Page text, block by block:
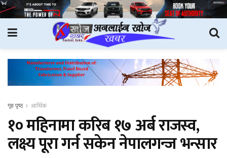
गृह पृष्ठ आर्थिक
१० महिनामा करिब १७ अर्ब राजस्व,
लक्ष्य पूरा गर्न सकेन नेपालगन्ज भन्सार